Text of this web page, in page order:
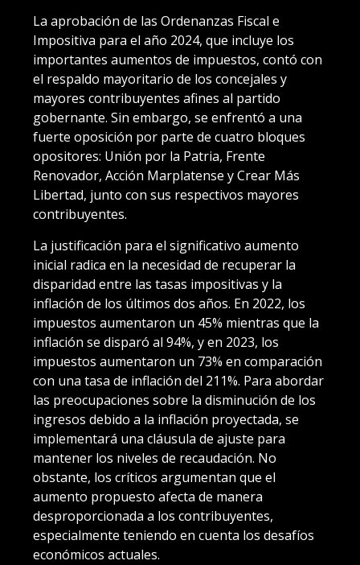
La aprobación de las Ordenanzas Fiscal e
Impositiva para el año 2024, que incluye los
importantes aumentos de impuestos, contó con
el respaldo mayoritario de los concejales y
mayores contribuyentes afines al partido
gobernante. Sin embargo, se enfrentó a una
fuerte oposición por parte de cuatro bloques
opositores: Unión por la Patria, Frente
Renovador, Acción Marplatense y Crear Más
Libertad, junto con sus respectivos mayores
contribuyentes.
La justificación para el significativo aumento
inicial radica en la necesidad de recuperar la
disparidad entre las tasas impositivas y la
inflación de los últimos dos años. En 2022, los
impuestos aumentaron un 45% mientras que la
inflación se disparó al 94%, y en 2023, los
impuestos aumentaron un 73% en comparación
con una tasa de inflación del 211%. Para abordar
las preocupaciones sobre la disminución de los
ingresos debido a la inflación proyectada, se
implementará una cláusula de ajuste para
mantener los niveles de recaudación. No
obstante, los críticos argumentan que el
aumento propuesto afecta de manera
desproporcionada a los contribuyentes,
especialmente teniendo en cuenta los desafíos
económicos actuales.